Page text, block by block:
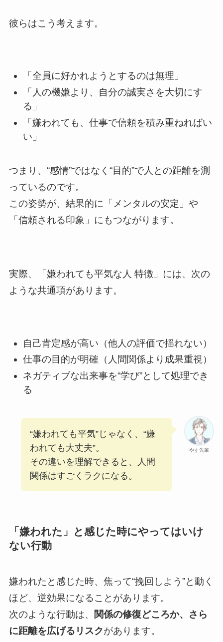
彼らはこう考えます。
「全員に好かれようとするのは無理」
「人の機嫌より、自分の誠実さを大切にす
る」
「嫌われても、仕事で信頼を積み重ねればい
い」
つまり、“感情”ではなく“目的”で人との距離を測
っているのです。
この姿勢が、結果的に「メンタルの安定」や
「信頼される印象」にもつながります。
実際、「嫌われても平気な人 特徴」には、次の
ような共通項があります。
自己肯定感が高い（他人の評価で揺れない）
仕事の目的が明確（人間関係より成果重視）
ネガティブな出来事を“学び”として処理でき
る
やす先輩
“嫌われても平気”じゃなく、“嫌
われても大丈夫”。
その違いを理解できると、人間
関係はすごくラクになる。
「嫌われた」と感じた時にやってはいけ
ない行動
嫌われたと感じた時、焦って“挽回しよう”と動く
ほど、逆効果になることがあります。
次のような行動は、 関係の修復どころか、さら
に距離を広げるリスクがあります。